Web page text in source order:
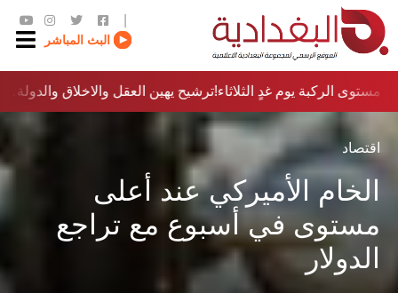
البث المباشر
ترشيح يهين العقل والاخلاق والدولة…؟!مستوى الركبة يوم غدٍ الثلاثاء
اقتصاد
الخام الأميركي عند أعلى
مستوى في أسبوع مع تراجع
الدولار